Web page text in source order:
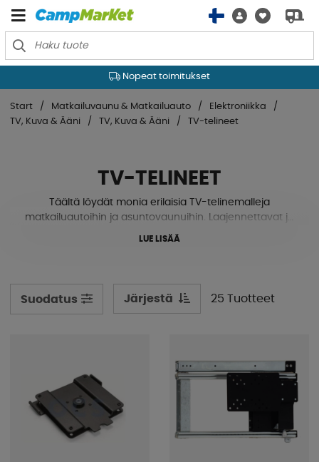
Nopeat toimitukset
Start Matkailuvaunu & Matkailuauto
Elektroniikka
TV, Kuva & Ääni
TV, Kuva & Ääni TV-telineet
TV-TELINEET
Täältä löydät monia erilaisia ​​TV-telinemalleja
matkailuautoihin ja asuntovaunuihin. Laajennettavat ja
pyöritettävät kiinnikkeet vakiomitoilla, jotka soveltuvat
100 mm. Television kiinnike ruuvataan television taakse
neljästä kohdasta, joissa neljän ruuvinreiän välissä on
LUE LISÄÄ
Suodatus Järjestä 25 Tuotteet